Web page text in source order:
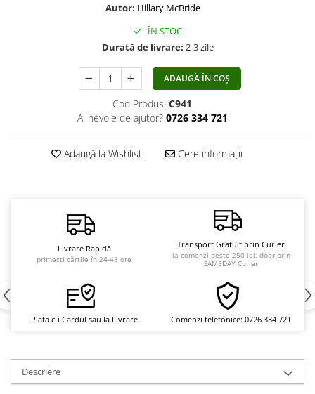
Seria Masaru Emoto
Fără categorie
Cunoaștere
Autor: Hillary McBride
ÎN STOC
Durată de livrare: 2-3 zile
ADAUGĂ ÎN COȘ
Cod Produs: C941
Ai nevoie de ajutor? 0726 334 721
Adaugă la Wishlist Cere informații
Livrare Rapidă
primești cărțile în 24-48 ore
Transport Gratuit prin Curier
la comenzi peste 250 lei, doar prin
SAMEDAY Curier
Plata cu Cardul sau la Livrare Comenzi telefonice: 0726 334 721
Descriere